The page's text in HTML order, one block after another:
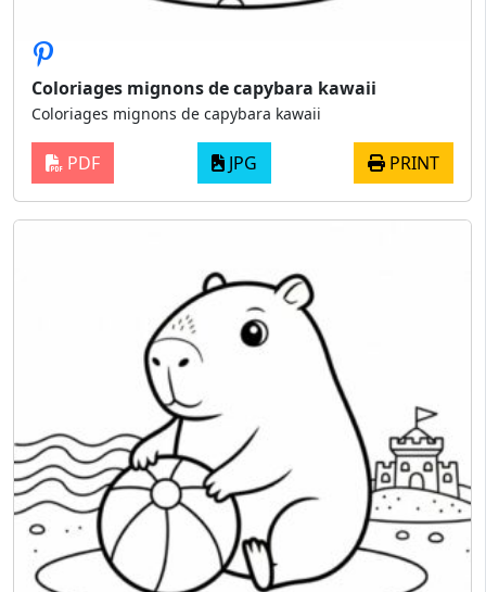
Coloriages mignons de capybara kawaii
Coloriages mignons de capybara kawaii
PDF JPG PRINT